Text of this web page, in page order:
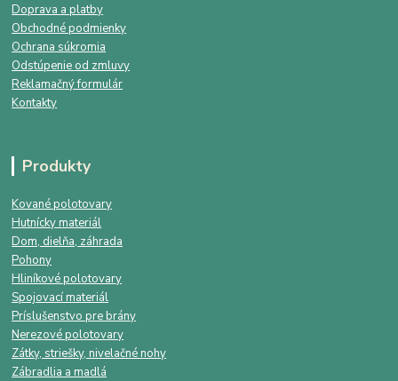
Doprava a platby
Obchodné podmienky
Ochrana súkromia
Odstúpenie od zmluvy
Reklamačný formulár
Kontakty
Produkty
Kované polotovary
Hutnícky materiál
Dom, dielňa, záhrada
Pohony
Hliníkové polotovary
Spojovací materiál
Príslušenstvo pre brány
Nerezové polotovary
Zátky, striešky, nivelačné nohy
Zábradlia a madlá